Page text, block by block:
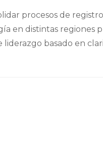
procesos de
en distintas regiones
basado en